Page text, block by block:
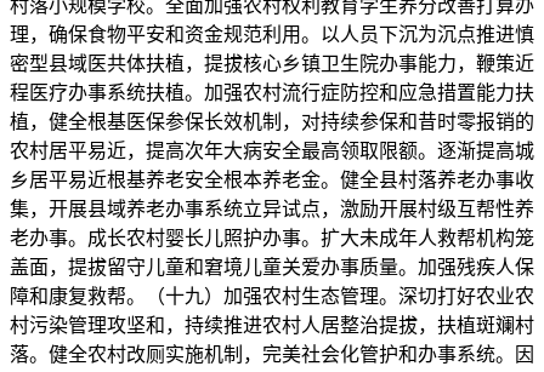
村落小规模学校。全面加强农村权利教育学生养分改善打算办
理，确保食物平安和资金规范利用。以人员下沉为沉点推进慎
密型县域医共体扶植，提拔核心乡镇卫生院办事能力，鞭策近
程医疗办事系统扶植。加强农村流行症防控和应急措置能力扶
植，健全根基医保参保长效机制，对持续参保和昔时零报销的
农村居平易近，提高次年大病安全最高领取限额。逐渐提高城
乡居平易近根基养老安全根本养老金。健全县村落养老办事收
集，开展县域养老办事系统立异试点，激励开展村级互帮性养
老办事。成长农村婴长儿照护办事。扩大未成年人救帮机构笼
盖面，提拔留守儿童和窘境儿童关爱办事质量。加强残疾人保
障和康复救帮。（十九）加强农村生态管理。深切打好农业农
村污染管理攻坚和，持续推进农村人居整治提拔，扶植斑斓村
落。健全农村改厕实施机制，完美社会化管护和办事系统。因